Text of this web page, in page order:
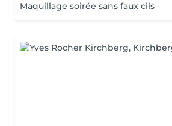
Maquillage soirée sans faux cils